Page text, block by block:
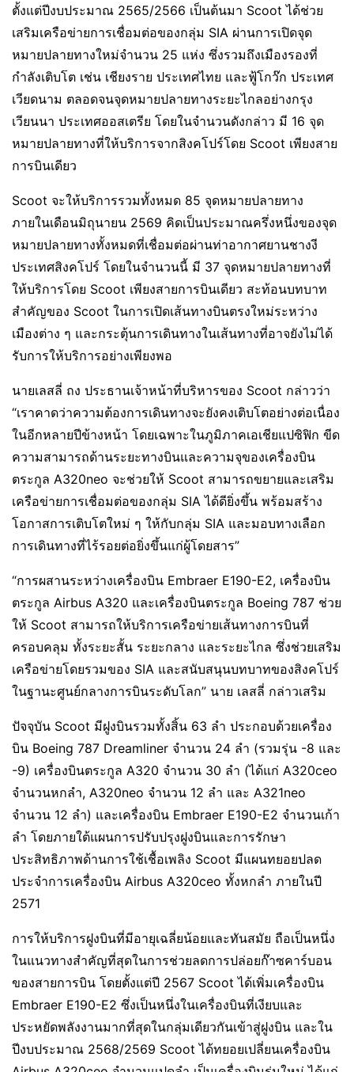
ตั้งแต่ปีงบประมาณ 2565/2566 เป็นต้นมา Scoot ได้ช่วย
เสริมเครือข่ายการเชื่อมต่อของกลุ่ม SIA ผ่านการเปิดจุด
หมายปลายทางใหม่จำนวน 25 แห่ง ซึ่งรวมถึงเมืองรองที่
กำลังเติบโต เช่น เชียงราย ประเทศไทย และฟู้โกว๊ก ประเทศ
เวียดนาม ตลอดจนจุดหมายปลายทางระยะไกลอย่างกรุง
เวียนนา ประเทศออสเตรีย โดยในจำนวนดังกล่าว มี 16 จุด
หมายปลายทางที่ให้บริการจากสิงคโปร์โดย Scoot เพียงสาย
การบินเดียว
Scoot จะให้บริการรวมทั้งหมด 85 จุดหมายปลายทาง
ภายในเดือนมิถุนายน 2569 คิดเป็นประมาณครึ่งหนึ่งของจุด
หมายปลายทางทั้งหมดที่เชื่อมต่อผ่านท่าอากาศยานชางงี
ประเทศสิงคโปร์ โดยในจำนวนนี้ มี 37 จุดหมายปลายทางที่
ให้บริการโดย Scoot เพียงสายการบินเดียว สะท้อนบทบาท
สำคัญของ Scoot ในการเปิดเส้นทางบินตรงใหม่ระหว่าง
เมืองต่าง ๆ และกระตุ้นการเดินทางในเส้นทางที่อาจยังไม่ได้
รับการให้บริการอย่างเพียงพอ
นายเลสลี่ ถง ประธานเจ้าหน้าที่บริหารของ Scoot กล่าวว่า
“เราคาดว่าความต้องการเดินทางจะยังคงเติบโตอย่างต่อเนื่อง
ในอีกหลายปีข้างหน้า โดยเฉพาะในภูมิภาคเอเชียแปซิฟิก ขีด
ความสามารถด้านระยะทางบินและความจุของเครื่องบิน
ตระกูล A320neo จะช่วยให้ Scoot สามารถขยายและเสริม
เครือข่ายการเชื่อมต่อของกลุ่ม SIA ได้ดียิ่งขึ้น พร้อมสร้าง
โอกาสการเติบโตใหม่ ๆ ให้กับกลุ่ม SIA และมอบทางเลือก
การเดินทางที่ไร้รอยต่อยิ่งขึ้นแก่ผู้โดยสาร”
“การผสานระหว่างเครื่องบิน Embraer E190-E2, เครื่องบิน
ตระกูล Airbus A320 และเครื่องบินตระกูล Boeing 787 ช่วย
ให้ Scoot สามารถให้บริการเครือข่ายเส้นทางการบินที่
ครอบคลุม ทั้งระยะสั้น ระยะกลาง และระยะไกล ซึ่งช่วยเสริม
เครือข่ายโดยรวมของ SIA และสนับสนุนบทบาทของสิงคโปร์
ในฐานะศูนย์กลางการบินระดับโลก” นาย เลสลี่ กล่าวเสริม
ปัจจุบัน Scoot มีฝูงบินรวมทั้งสิ้น 63 ลำ ประกอบด้วยเครื่อง
บิน Boeing 787 Dreamliner จำนวน 24 ลำ (รวมรุ่น -8 และ
-9) เครื่องบินตระกูล A320 จำนวน 30 ลำ (ได้แก่ A320ceo
จำนวนหกลำ, A320neo จำนวน 12 ลำ และ A321neo
จำนวน 12 ลำ) และเครื่องบิน Embraer E190-E2 จำนวนเก้า
ลำ โดยภายใต้แผนการปรับปรุงฝูงบินและการรักษา
ประสิทธิภาพด้านการใช้เชื้อเพลิง Scoot มีแผนทยอยปลด
ประจำการเครื่องบิน Airbus A320ceo ทั้งหกลำ ภายในปี
2571
การให้บริการฝูงบินที่มีอายุเฉลี่ยน้อยและทันสมัย ถือเป็นหนึ่ง
ในแนวทางสำคัญที่สุดในการช่วยลดการปล่อยก๊าซคาร์บอน
ของสายการบิน โดยตั้งแต่ปี 2567 Scoot ได้เพิ่มเครื่องบิน
Embraer E190-E2 ซึ่งเป็นหนึ่งในเครื่องบินที่เงียบและ
ประหยัดพลังงานมากที่สุดในกลุ่มเดียวกันเข้าสู่ฝูงบิน และใน
ปีงบประมาณ 2568/2569 Scoot ได้ทยอยเปลี่ยนเครื่องบิน